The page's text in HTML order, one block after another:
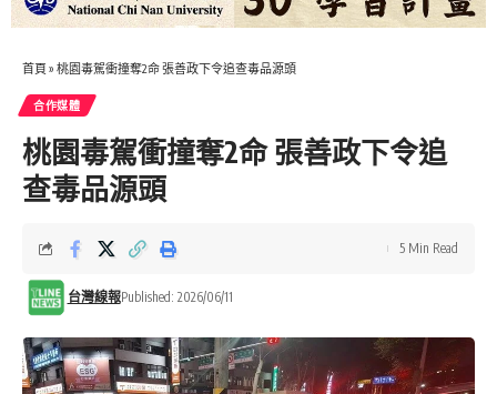
首頁 » 桃園毒駕衝撞奪2命 張善政下令追查毒品源頭
合作媒體
桃園毒駕衝撞奪2命 張善政下令追
查毒品源頭
台灣線報Published: 2026/06/11
5 Min Read